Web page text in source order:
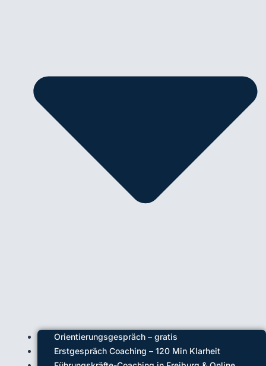
Orientierungsgespräch – gratis
Erstgespräch Coaching – 120 Min Klarheit